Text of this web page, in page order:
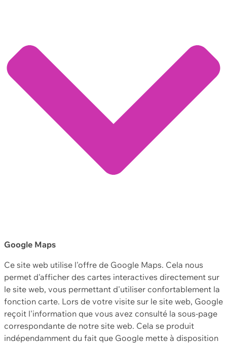
Google Maps
Ce site web utilise l'offre de Google Maps. Cela nous
permet d'afficher des cartes interactives directement sur
le site web, vous permettant d'utiliser confortablement la
fonction carte. Lors de votre visite sur le site web, Google
reçoit l'information que vous avez consulté la sous-page
correspondante de notre site web. Cela se produit
indépendamment du fait que Google mette à disposition